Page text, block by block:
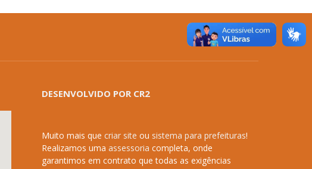
DESENVOLVIDO POR CR2
Muito mais que criar site ou sistema para prefeituras!
Realizamos uma assessoria completa, onde
garantimos em contrato que todas as exigências